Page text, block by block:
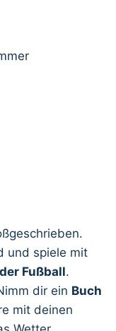
und spiele mit
Fußball.
dir ein Buch
mit deinen